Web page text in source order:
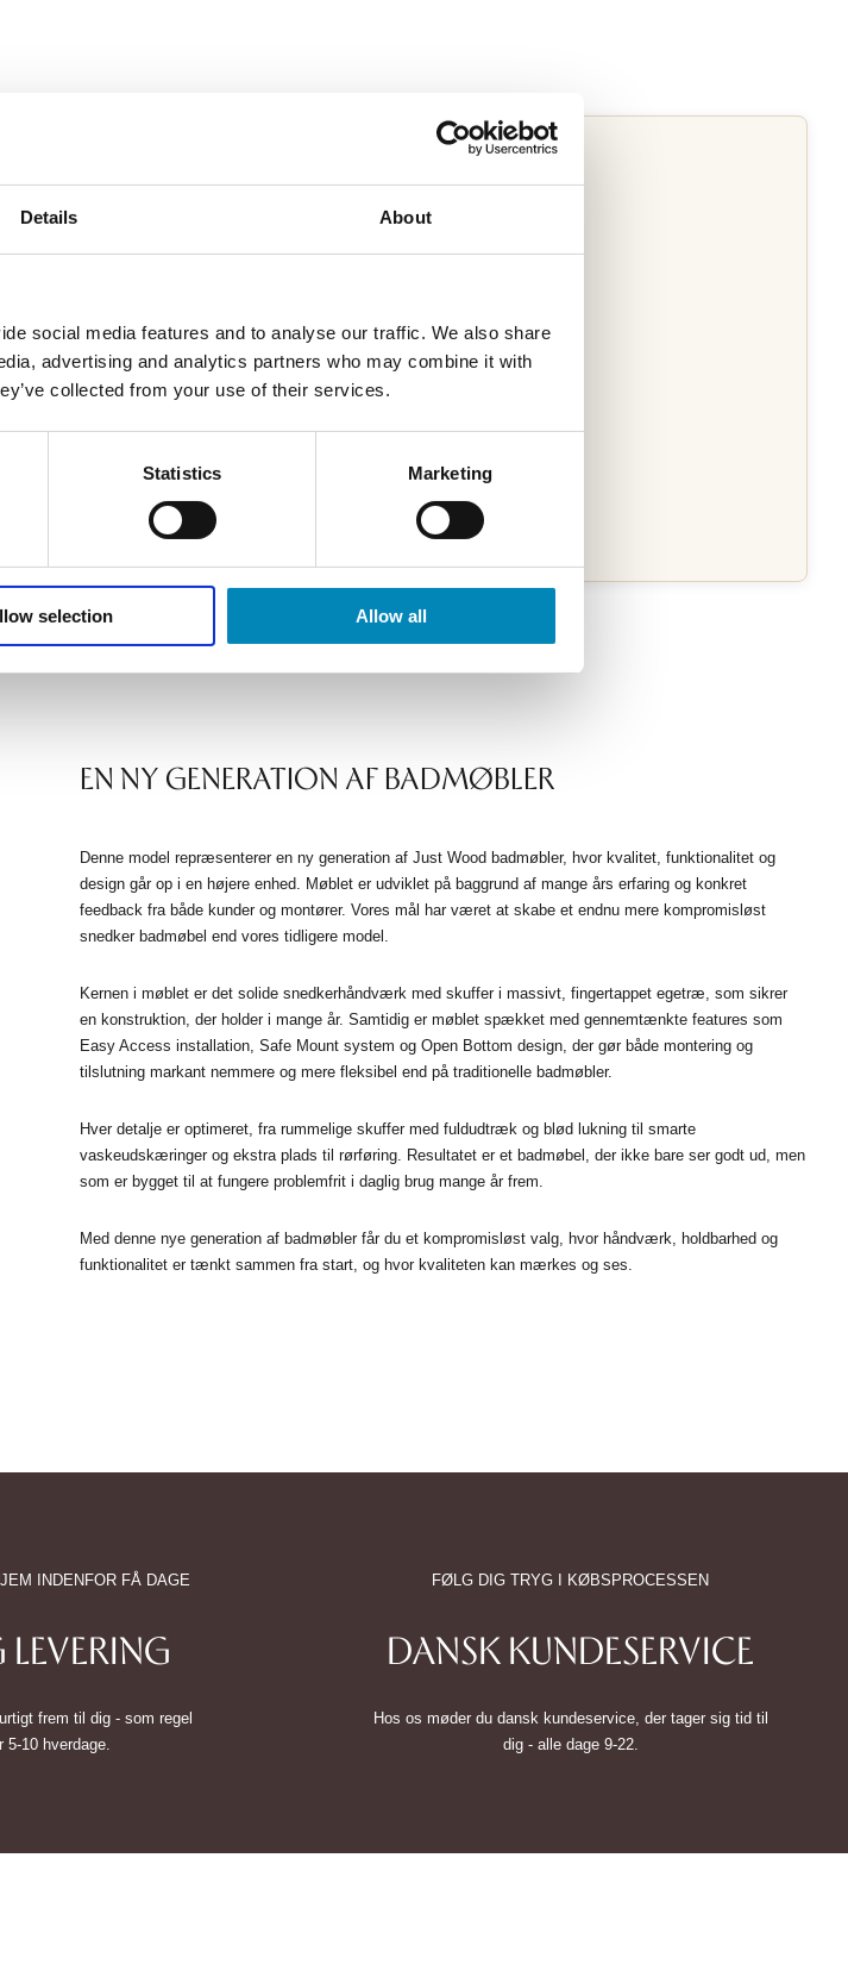
Details About
social media features and to analyse our traffic. We also share
advertising and analytics partners who may combine it with
collected from your use of their services.
Statistics Marketing
selection Allow all
EN NY GENERATION AF BADMØBLER
Denne model repræsenterer en ny generation af Just Wood badmøbler, hvor kvalitet, funktionalitet og
design går op i en højere enhed. Møblet er udviklet på baggrund af mange års erfaring og konkret
feedback fra både kunder og montører. Vores mål har været at skabe et endnu mere kompromisløst
snedker badmøbel end vores tidligere model.
Kernen i møblet er det solide snedkerhåndværk med skuffer i massivt, fingertappet egetræ, som sikrer
en konstruktion, der holder i mange år. Samtidig er møblet spækket med gennemtænkte features som
Easy Access installation, Safe Mount system og Open Bottom design, der gør både montering og
tilslutning markant nemmere og mere fleksibel end på traditionelle badmøbler.
Hver detalje er optimeret, fra rummelige skuffer med fuldudtræk og blød lukning til smarte
vaskeudskæringer og ekstra plads til rørføring. Resultatet er et badmøbel, der ikke bare ser godt ud, men
som er bygget til at fungere problemfrit i daglig brug mange år frem.
Med denne nye generation af badmøbler får du et kompromisløst valg, hvor håndværk, holdbarhed og
funktionalitet er tænkt sammen fra start, og hvor kvaliteten kan mærkes og ses.
INDENFOR FÅ DAGE
LEVERING
frem til dig - som regel
5-10 hverdage.
FØLG DIG TRYG I KØBSPROCESSEN
DANSK KUNDESERVICE
Hos os møder du dansk kundeservice, der tager sig tid til
dig - alle dage 9-22.